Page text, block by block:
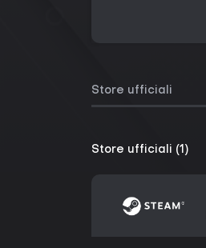
Store ufficiali
Store ufficiali (1)